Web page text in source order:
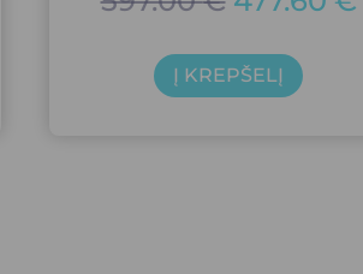
Į KREPŠELĮ